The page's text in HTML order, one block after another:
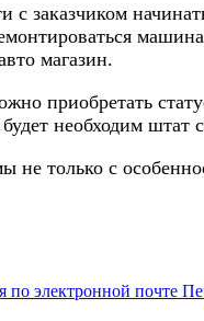
с заказчиком
магазин.
приобретать
необходим штат
только с
по электронной почте